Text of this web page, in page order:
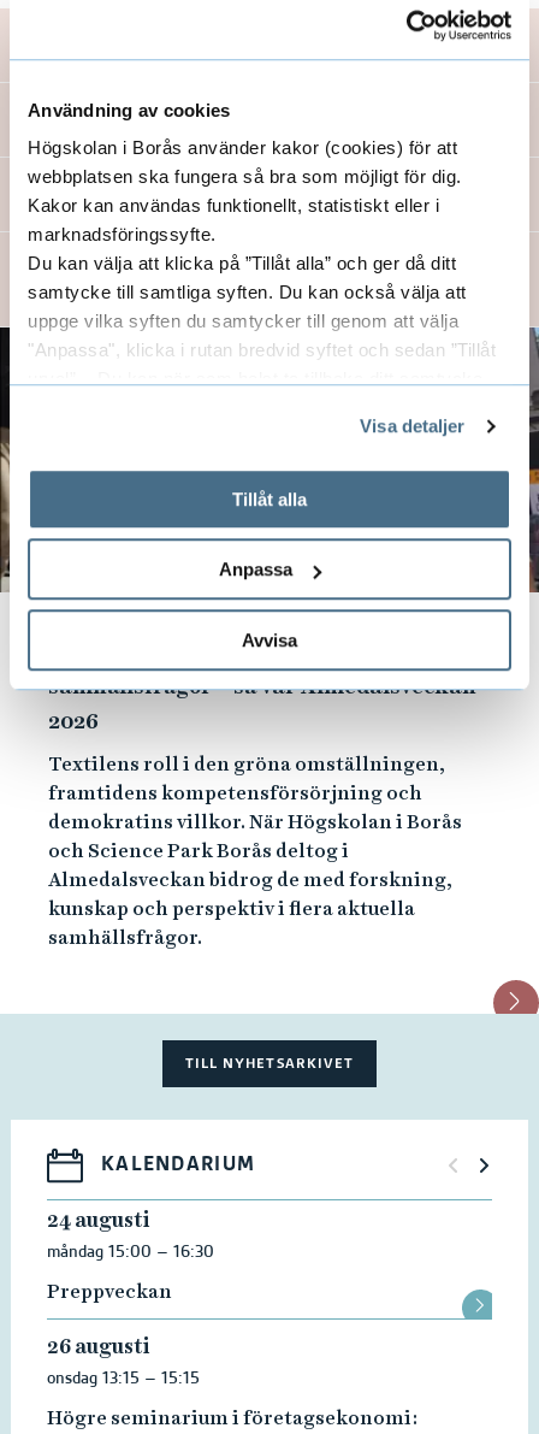
Användning av cookies
Högskolan i Borås använder kakor (cookies) för att
webbplatsen ska fungera så bra som möjligt för dig.
Kakor kan användas funktionellt, statistiskt eller i
marknadsföringssyfte.
Du kan välja att klicka på ”Tillåt alla” och ger då ditt
samtycke till samtliga syften. Du kan också välja att
uppge vilka syften du samtycker till genom att välja
"Anpassa", klicka i rutan bredvid syftet och sedan ”Tillåt
används och hur vi och våra leverantörer inhämtar och
behandlar personuppgifter.
Visa detaljer
Tillåt alla
Anpassa
Avvisa
2026-06-29
Bilder från Exit26: Textildesignstudenternas utställning
Festlig stämning fyllde campus under Exit 2026
2026-06-09
Framtidens mode och textil hyllades på Textile & Fashion
Futures
2026-06-05
2026-07-02
Från smart spegel till tunga
samhällsfrågor – så var Almedalsveckan
2026
Textilens roll i den gröna omställningen,
framtidens kompetensförsörjning och
demokratins villkor. När Högskolan i Borås
och Science Park Borås deltog i
Almedalsveckan bidrog de med forskning,
kunskap och perspektiv i flera aktuella
samhällsfrågor.
TILL NYHETSARKIVET
KALENDARIUM
24 augusti
måndag 15:00 – 16:30
Preppveckan
26 augusti
onsdag 13:15 – 15:15
Högre seminarium i företagsekonomi: